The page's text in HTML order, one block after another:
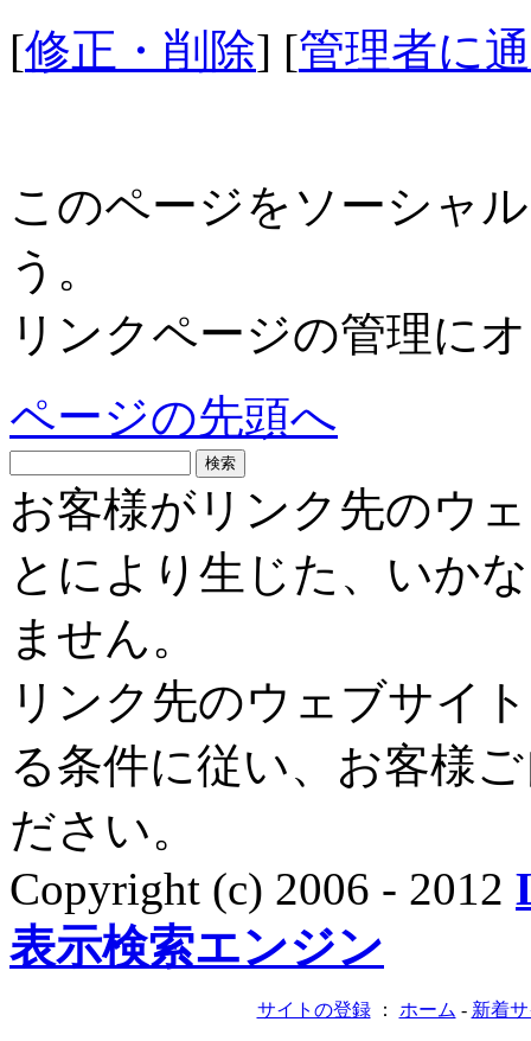
[修正・削除] [管理者に
このページをソーシャ
う。
リンクページの管理に
ページの先頭へ
お客様がリンク先のウ
とにより生じた、いか
ません。
リンク先のウェブサイ
る条件に従い、お客様
ださい。
Copyright (c) 2006 - 2012
表示検索エンジン
サイトの登録： ホーム - 新着